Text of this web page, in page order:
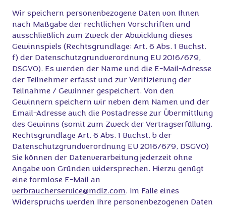
Wir speichern personenbezogene Daten von Ihnen
nach Maßgabe der rechtlichen Vorschriften und
ausschließlich zum Zweck der Abwicklung dieses
Gewinnspiels (Rechtsgrundlage: Art. 6 Abs. 1 Buchst.
f) der Datenschutzgrundverordnung EU 2016/679,
DSGVO). Es werden der Name und die E-Mail-Adresse
der Teilnehmer erfasst und zur Verifizierung der
Teilnahme / Gewinner gespeichert. Von den
Gewinnern speichern wir neben dem Namen und der
Email-Adresse auch die Postadresse zur Übermittlung
des Gewinns (somit zum Zweck der Vertragserfüllung,
Rechtsgrundlage Art. 6 Abs. 1 Buchst. b der
Datenschutzgrundverordnung EU 2016/679, DSGVO)
Sie können der Datenverarbeitung jederzeit ohne
Angabe von Gründen widersprechen. Hierzu genügt
eine formlose E-Mail an
verbraucherservice@mdlz.com. Im Falle eines
Widerspruchs werden Ihre personenbezogenen Daten